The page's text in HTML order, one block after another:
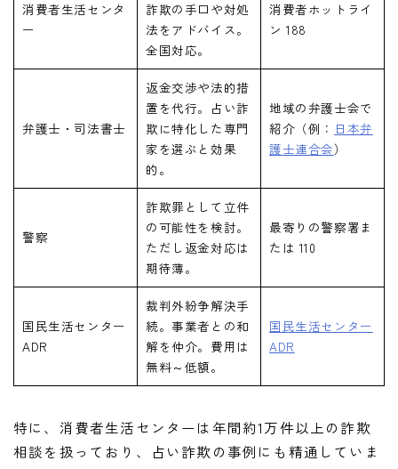
消費者生活センタ
ー
詐欺の手口や対処
法をアドバイス。
全国対応。
消費者ホットライ
ン 188
弁護士・司法書士
返金交渉や法的措
置を代行。占い詐
欺に特化した専門
家を選ぶと効果
的。
地域の弁護士会で
紹介（例： 日本弁
護士連合会）
警察
詐欺罪として立件
の可能性を検討。
ただし返金対応は
期待薄。
最寄りの警察署ま
たは 110
国民生活センター
ADR
裁判外紛争解決手
続。事業者との和
解を仲介。費用は
無料～低額。
国民生活センター
ADR
特に、消費者生活センターは年間約1万件以上の詐欺
相談を扱っており、占い詐欺の事例にも精通していま